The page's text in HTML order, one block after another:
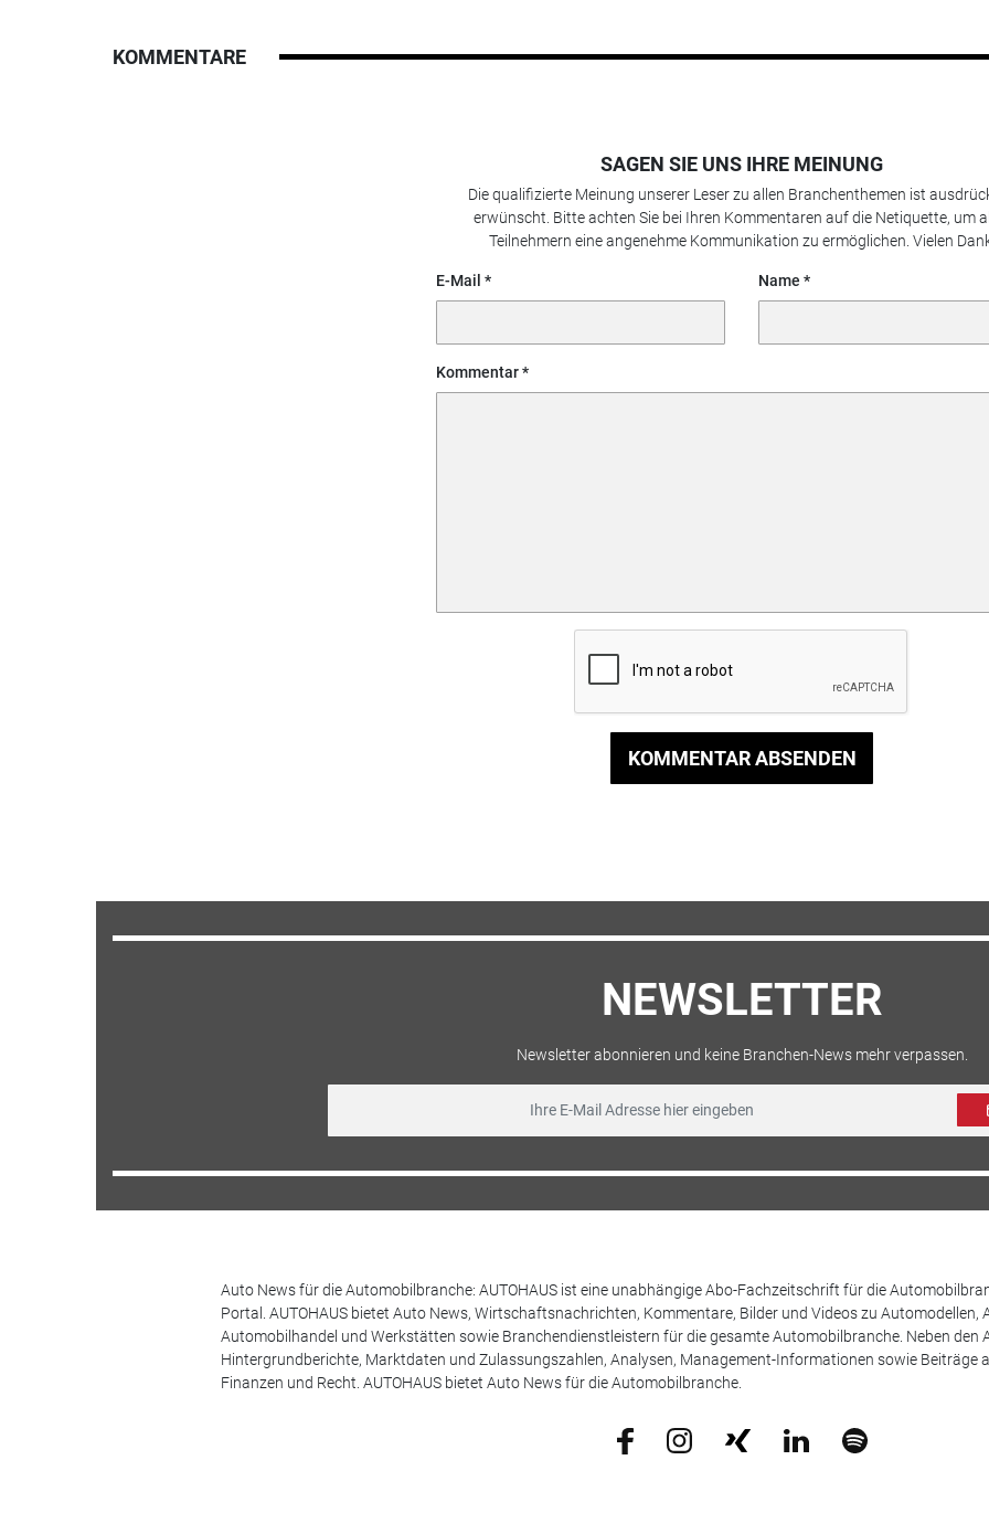
KOMMENTARE
SAGEN SIE UNS IHRE MEINUNG
Die qualifizierte Meinung unserer Leser zu allen Branchenthemen ist
erwünscht. Bitte achten Sie bei Ihren Kommentaren auf die Netiquette, um
Teilnehmern eine angenehme Kommunikation zu ermöglichen. Vielen
E-Mail Name
Kommentar
KOMMENTAR ABSENDEN
NEWSLETTER
Newsletter abonnieren und keine Branchen-News mehr verpassen.
Auto News für die Automobilbranche: AUTOHAUS ist eine unabhängige Abo-Fachzeitschrift für die
Portal. AUTOHAUS bietet Auto News, Wirtschaftsnachrichten, Kommentare, Bilder und Videos zu
Automobilhandel und Werkstätten sowie Branchendienstleistern für die gesamte Automobilbranche. Neben den
Hintergrundberichte, Marktdaten und Zulassungszahlen, Analysen, Management-Informationen sowie Beiträge
Finanzen und Recht. AUTOHAUS bietet Auto News für die Automobilbranche.